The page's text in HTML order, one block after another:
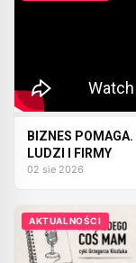
BIZNES
LUDZI I FIRMY
02 sie 2026
AKTUALNOŚCI